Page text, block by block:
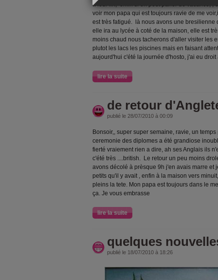
à leur fin, enfin si on peut parler de vacance, ,
voir mon papa qui est toujours ravie de me
est très fatigué. là nous avons une bresilienne
elle ira au lycée à coté de la maison, elle est
moins chaud nous tacherons d'aller visiter les
plutot les lacs les piscines mais en faisant
aujourd'hui c'été la journée d'hosto, j'ai eu
lire la suite
de retour
publié le 28/07/2010 à 00:09
Bonsoir,, super super semaine, ravie, un
ceremonie des diplomes a été grandiose
fierté vraiement rien a dire, ah ses Anglais ils
c'été très ....british. Le retour un peu moins
avons décolé à prèsque 9h j'en avais marre et
petits qu'il y avait , enfin à la maison vers
pleins la tete. Mon papa est toujours dans le
ça. Je vous embrasse
lire la suite
quelques
publié le 18/07/2010 à 18:26